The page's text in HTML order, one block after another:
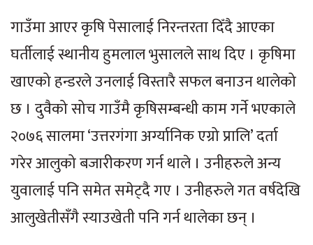
गाउँमा आएर कृषि पेसालाई निरन्तरता दिँदै आएका
घर्तीलाई स्थानीय हुमलाल भुसालले साथ दिए । कृषिमा
खाएको हन्डरले उनलाई विस्तारै सफल बनाउन थालेको
छ । दुवैको सोच गाउँमै कृषिसम्बन्धी काम गर्ने भएकाले
२०७६ सालमा ‘उत्तरगंगा अर्ग्यानिक एग्रो प्रालि’ दर्ता
गरेर आलुको बजारीकरण गर्न थाले । उनीहरुले अन्य
युवालाई पनि समेत समेट्दै गए । उनीहरुले गत वर्षदेखि
आलुखेतीसँगै स्याउखेती पनि गर्न थालेका छन् ।